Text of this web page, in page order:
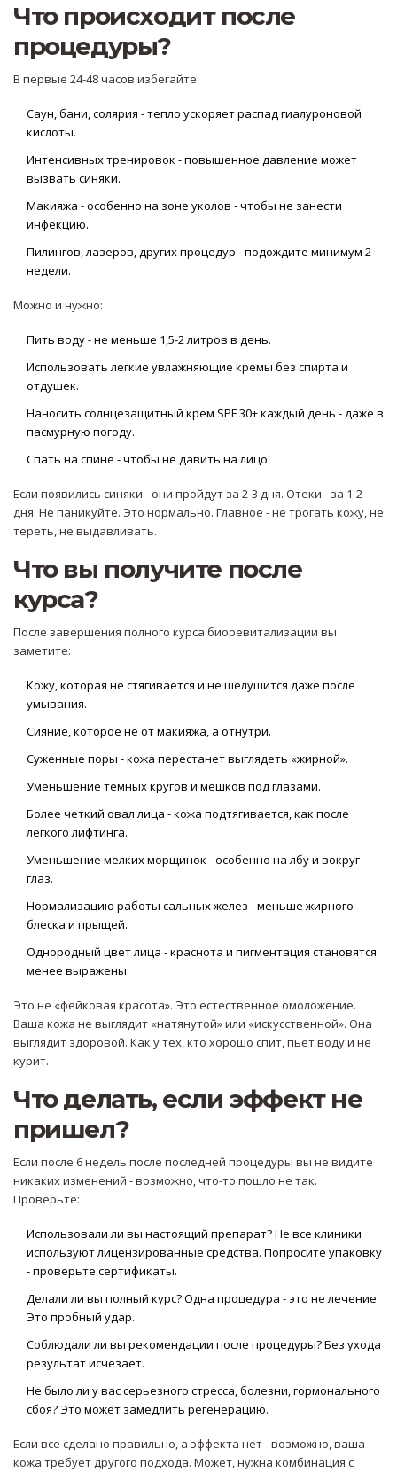
Что происходит после
процедуры?
В первые 24-48 часов избегайте:
Саун, бани, солярия - тепло ускоряет распад гиалуроновой
кислоты.
Интенсивных тренировок - повышенное давление может
вызвать синяки.
Макияжа - особенно на зоне уколов - чтобы не занести
инфекцию.
Пилингов, лазеров, других процедур - подождите минимум 2
недели.
Можно и нужно:
Пить воду - не меньше 1,5-2 литров в день.
Использовать легкие увлажняющие кремы без спирта и
отдушек.
Наносить солнцезащитный крем SPF 30+ каждый день - даже в
пасмурную погоду.
Спать на спине - чтобы не давить на лицо.
Если появились синяки - они пройдут за 2-3 дня. Отеки - за 1-2
дня. Не паникуйте. Это нормально. Главное - не трогать кожу, не
тереть, не выдавливать.
Что вы получите после
курса?
После завершения полного курса биоревитализации вы
заметите:
Кожу, которая не стягивается и не шелушится даже после
умывания.
Сияние, которое не от макияжа, а отнутри.
Суженные поры - кожа перестанет выглядеть «жирной».
Уменьшение темных кругов и мешков под глазами.
Более четкий овал лица - кожа подтягивается, как после
легкого лифтинга.
Уменьшение мелких морщинок - особенно на лбу и вокруг
глаз.
Нормализацию работы сальных желез - меньше жирного
блеска и прыщей.
Однородный цвет лица - краснота и пигментация становятся
менее выражены.
Это не «фейковая красота». Это естественное омоложение.
Ваша кожа не выглядит «натянутой» или «искусственной». Она
выглядит здоровой. Как у тех, кто хорошо спит, пьет воду и не
курит.
Что делать, если эффект не
пришел?
Если после 6 недель после последней процедуры вы не видите
никаких изменений - возможно, что-то пошло не так.
Проверьте:
Использовали ли вы настоящий препарат? Не все клиники
используют лицензированные средства. Попросите упаковку
- проверьте сертификаты.
Делали ли вы полный курс? Одна процедура - это не лечение.
Это пробный удар.
Соблюдали ли вы рекомендации после процедуры? Без ухода
результат исчезает.
Не было ли у вас серьезного стресса, болезни, гормонального
сбоя? Это может замедлить регенерацию.
Если все сделано правильно, а эффекта нет - возможно, ваша
кожа требует другого подхода. Может, нужна комбинация с